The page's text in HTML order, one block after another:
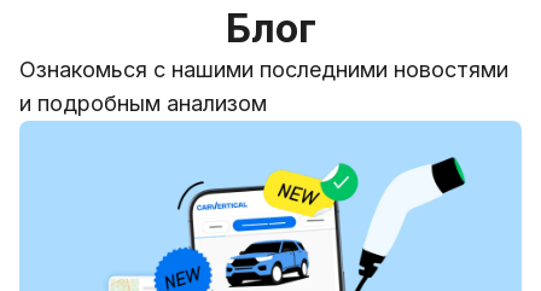
Блог
Ознакомься с нашими последними новостями
и подробным анализом